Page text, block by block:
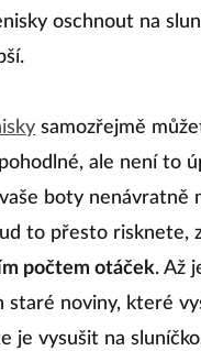
oschnout na
samozřejmě
ale není to
boty nenávratně
to přesto risknete,
počtem otáček. Až
staré noviny, které
je vysušit na